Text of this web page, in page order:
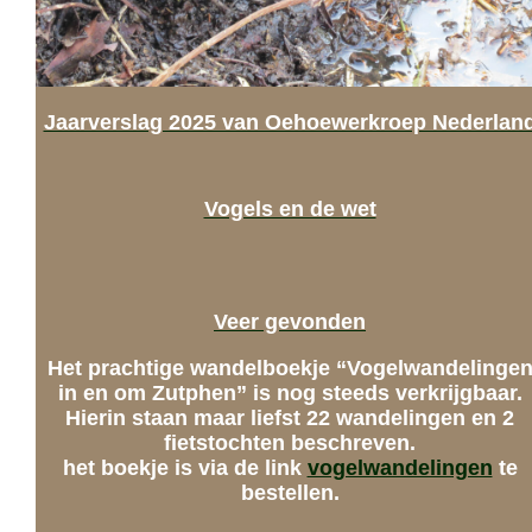
Jaarverslag 2025 van Oehoewerkroep
Vogels en de wet
Veer gevonden
Het prachtige wandelboekje “Vogelwandelingen
in en om Zutphen” is nog steeds verkrijgbaar.
Hierin staan maar liefst 22 wandelingen en 2
fietstochten beschreven.
het boekje is via de link vogelwandelingen te
bestellen.